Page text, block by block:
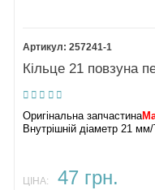
257241-1
Кільце 21 повзуна
Оригінальна запчастина
Внутрішній діаметр 21
ЦІНА: 47 грн.